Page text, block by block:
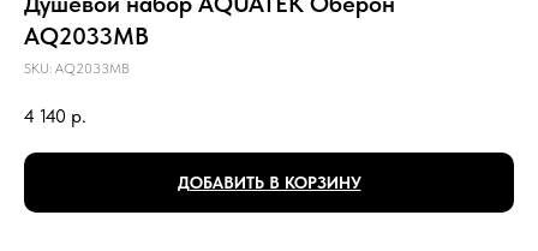
AQ2033MB
SKU: AQ2033MB
4 140 р.
ДОБАВИТЬ В КОРЗИНУ